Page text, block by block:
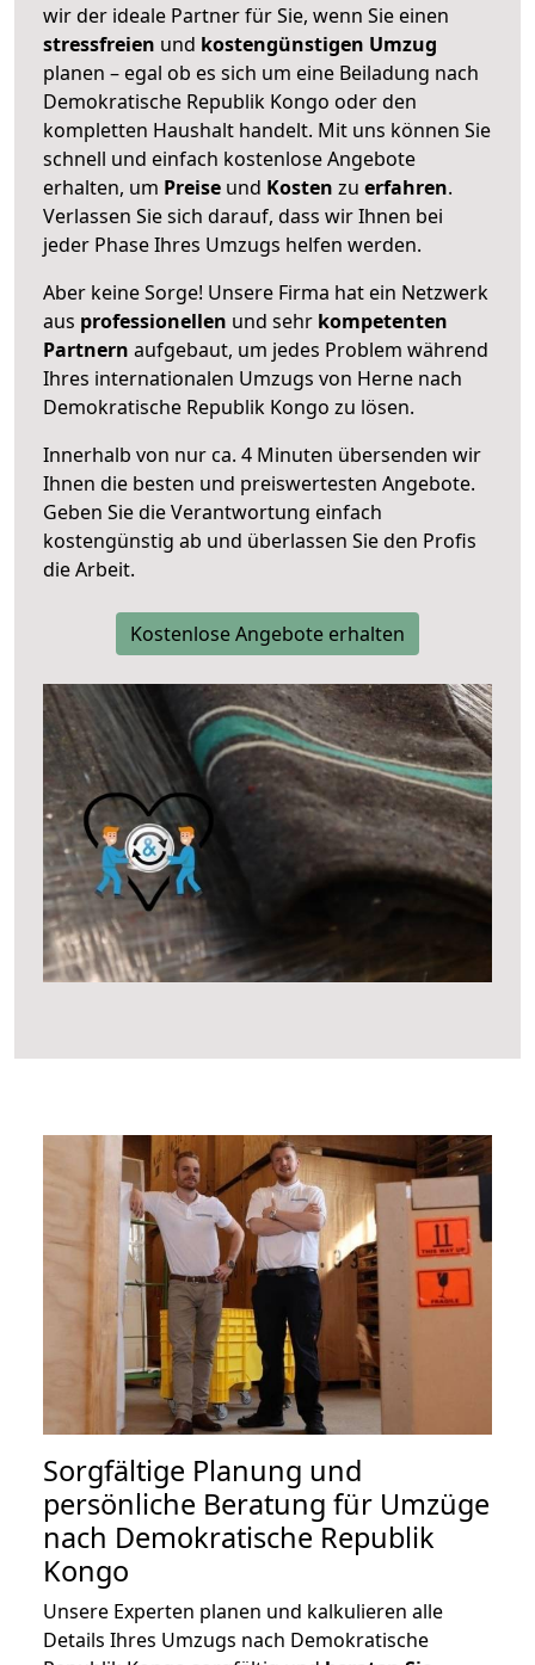
wir der ideale Partner für Sie, wenn Sie einen
stressfreien und kostengünstigen Umzug
planen – egal ob es sich um eine Beiladung nach
Demokratische Republik Kongo oder den
kompletten Haushalt handelt. Mit uns können Sie
schnell und einfach kostenlose Angebote
erhalten, um Preise und Kosten zu erfahren.
Verlassen Sie sich darauf, dass wir Ihnen bei
jeder Phase Ihres Umzugs helfen werden.
Aber keine Sorge! Unsere Firma hat ein Netzwerk
aus professionellen und sehr kompetenten
Partnern aufgebaut, um jedes Problem während
Ihres internationalen Umzugs von Herne nach
Demokratische Republik Kongo zu lösen.
Innerhalb von nur ca. 4 Minuten übersenden wir
Ihnen die besten und preiswertesten Angebote.
Geben Sie die Verantwortung einfach
kostengünstig ab und überlassen Sie den Profis
die Arbeit.
Kostenlose Angebote erhalten
Sorgfältige Planung und
persönliche Beratung für Umzüge
nach Demokratische Republik
Kongo
Unsere Experten planen und kalkulieren alle
Details Ihres Umzugs nach Demokratische